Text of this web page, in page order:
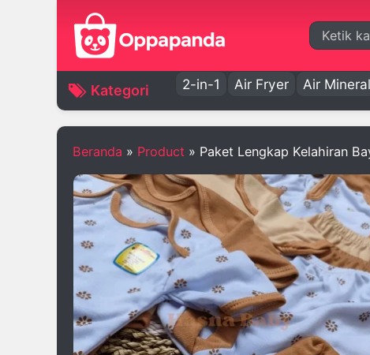
Cari
Kategori 2-in-1 Air Fryer Air Mineral
Beranda » Product » Paket Lengkap Kelahiran